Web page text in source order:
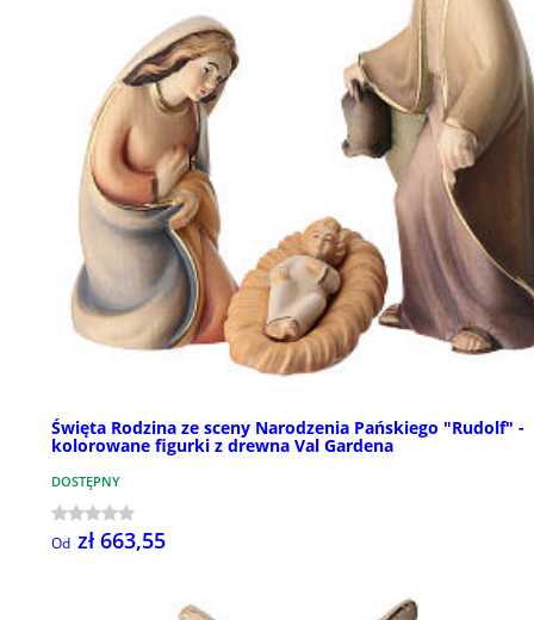
Święta Rodzina ze sceny Narodzenia Pańskiego "Rudolf" -
kolorowane figurki z drewna Val Gardena
DOSTĘPNY
Od zł 663,55